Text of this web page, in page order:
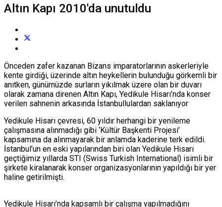
Altın Kapı 2010'da unutuldu
Önceden zafer kazanan Bizans imparatorlarının askerleriyle
kente girdiği, üzerinde altın heykellerin bulunduğu görkemli bir
anıtken, günümüzde surların yıkılmak üzere olan bir duvarı
olarak zamana direnen Altın Kapı, Yedikule Hisarı’nda konser
verilen sahnenin arkasında İstanbullulardan saklanıyor
Yedikule Hisarı çevresi, 60 yıldır herhangi bir yenileme
çalışmasına alınmadığı gibi ‘Kültür Başkenti Projesi’
kapsamına da alınmayarak bir anlamda kaderine terk edildi.
İstanbul’un en eski yapılarından biri olan Yedikule Hisarı
geçtiğimiz yıllarda STI (Swiss Turkish International) isimli bir
şirkete kiralanarak konser organizasyonlarının yapıldığı bir yer
haline getirilmişti.
Yedikule Hisarı’nda kapsamlı bir çalışma yapılmadığını